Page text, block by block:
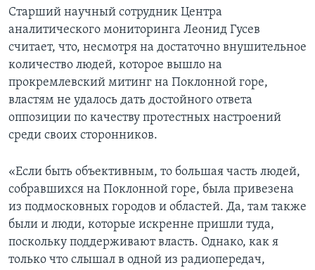
Старший научный сотрудник Центра
аналитического мониторинга Леонид Гусев
считает, что, несмотря на достаточно внушительное
количество людей, которое вышло на
прокремлевский митинг на Поклонной горе,
властям не удалось дать достойного ответа
оппозиции по качеству протестных настроений
среди своих сторонников.
«Если быть объективным, то большая часть людей,
собравшихся на Поклонной горе, была привезена
из подмосковных городов и областей. Да, там также
были и люди, которые искренне пришли туда,
поскольку поддерживают власть. Однако, как я
только что слышал в одной из радиопередач,